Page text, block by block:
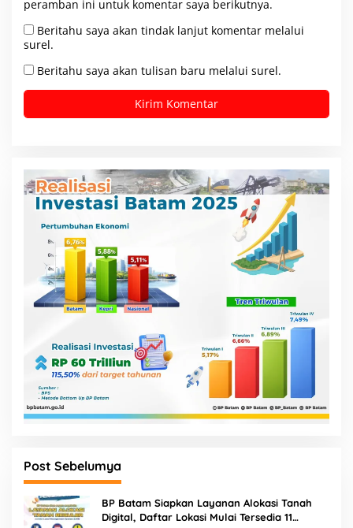
peramban ini untuk komentar saya berikutnya.
Beritahu saya akan tindak lanjut komentar melalui
surel.
Beritahu saya akan tulisan baru melalui surel.
Post Sebelumya
BP Batam Siapkan Layanan Alokasi Tanah
Digital, Daftar Lokasi Mulai Tersedia 11